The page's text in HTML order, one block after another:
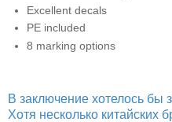
Excellent decals
PE included
8 marking options
В заключение хотелось бы
Хотя несколько китайских